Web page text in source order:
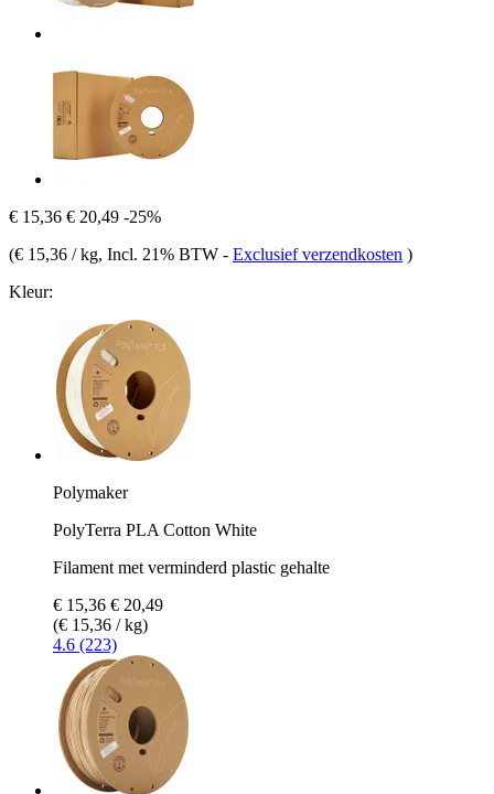
€ 15,36 € 20,49 -25%
(€ 15,36 / kg, Incl. 21% BTW - Exclusief verzendkosten )
Kleur:
Polymaker
PolyTerra PLA Cotton White
Filament met verminderd plastic gehalte
€ 15,36 € 20,49
(€ 15,36 / kg)
4.6 (223)